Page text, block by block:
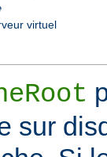
virtuel
sur